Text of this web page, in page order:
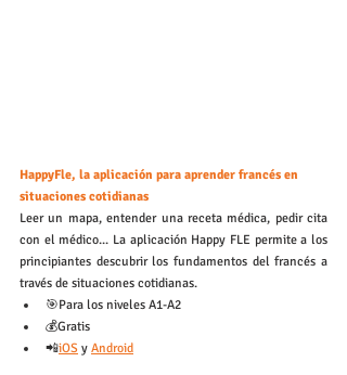
HappyFle, la aplicación para aprender francés en
situaciones cotidianas
Leer un mapa, entender una receta médica, pedir cita
con el médico... La aplicación Happy FLE permite a los
principiantes descubrir los fundamentos del francés a
través de situaciones cotidianas.
🎯Para los niveles A1-A2
💰Gratis
📲iOS y Android